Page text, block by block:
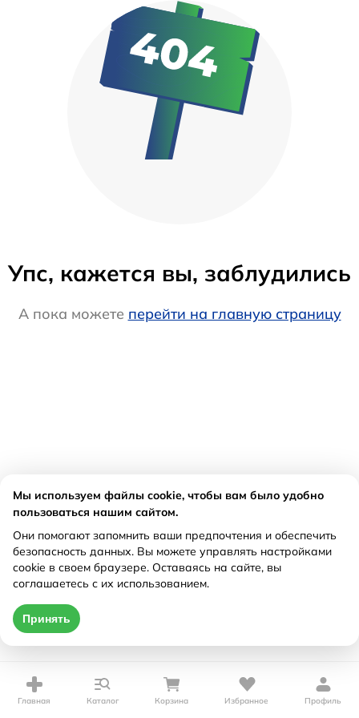
Упс, кажется вы, заблудились
А пока можете перейти на главную страницу
Главная Каталог Корзина Избранное Профиль
Мы используем файлы cookie, чтобы вам было удобно
пользоваться нашим сайтом.
Они помогают запомнить ваши предпочтения и обеспечить
безопасность данных. Вы можете управлять настройками
cookie в своем браузере. Оставаясь на сайте, вы
соглашаетесь с их использованием.
Принять